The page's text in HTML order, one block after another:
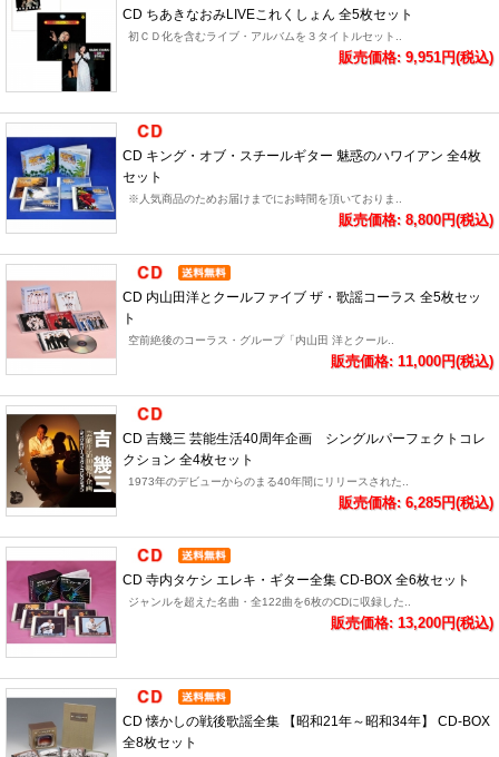
CD ちあきなおみLIVEこれくしょん 全5枚セット
初ＣＤ化を含むライブ・アルバムを３タイトルセット..
販売価格: 9,951円(税込)
CD キング・オブ・スチールギター 魅惑のハワイアン 全4枚
セット
※人気商品のためお届けまでにお時間を頂いておりま..
販売価格: 8,800円(税込)
CD 内山田洋とクールファイブ ザ・歌謡コーラス 全5枚セッ
ト
空前絶後のコーラス・グループ「内山田 洋とクール..
販売価格: 11,000円(税込)
CD 吉幾三 芸能生活40周年企画 シングルパーフェクトコレ
クション 全4枚セット
1973年のデビューからのまる40年間にリリースされた..
販売価格: 6,285円(税込)
CD 寺内タケシ エレキ・ギター全集 CD-BOX 全6枚セット
ジャンルを超えた名曲・全122曲を6枚のCDに収録した..
販売価格: 13,200円(税込)
CD 懐かしの戦後歌謡全集 【昭和21年～昭和34年】 CD-BOX
全8枚セット